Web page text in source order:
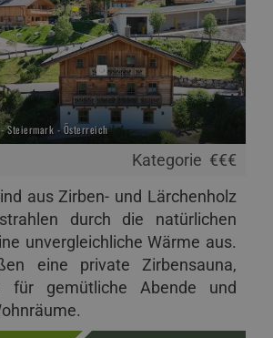
Steiermark - Österreich
Kategorie €€€
aus Zirben- und Lärchenholz
durch die natürlichen
unvergleichliche Wärme aus.
eine private Zirbensauna,
für gemütliche Abende und